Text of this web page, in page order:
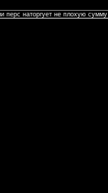
перс наторгует не плохую сумму